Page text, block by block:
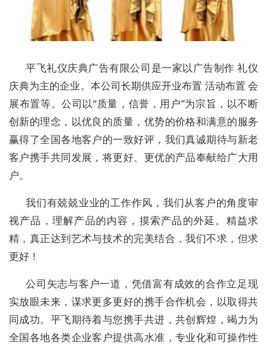
平飞礼仪庆典广告有限公司是一家以广告制作 礼仪
庆典为主的企业。本公司长期供应开业布置 活动布置 会
展布置等。公司以“质量，信誉，用户”为宗旨，以不断
创新的理念，以优良的质量，优势的价格和满意的服务
赢得了全国各地客户的一致好评，我们真诚期待与新老
客户携手共同发展，将更好、更优的产品奉献给广大用
户。
我们有兢兢业业的工作作风，我们从客户的角度审
视产品，理解产品的内容，摸索产品的外延。精益求
精，真正达到艺术与技术的完美结合，我们不求，但求
更好！
公司矢志与客户一道，凭借富有成效的合作立足现
实放眼未来，谋求更多更好的携手合作机会，以取得共
同成功。平飞期待着与您携手共进，共创辉煌，竭力为
全国各地各类企业客户提供高水准，专业化和可操作性